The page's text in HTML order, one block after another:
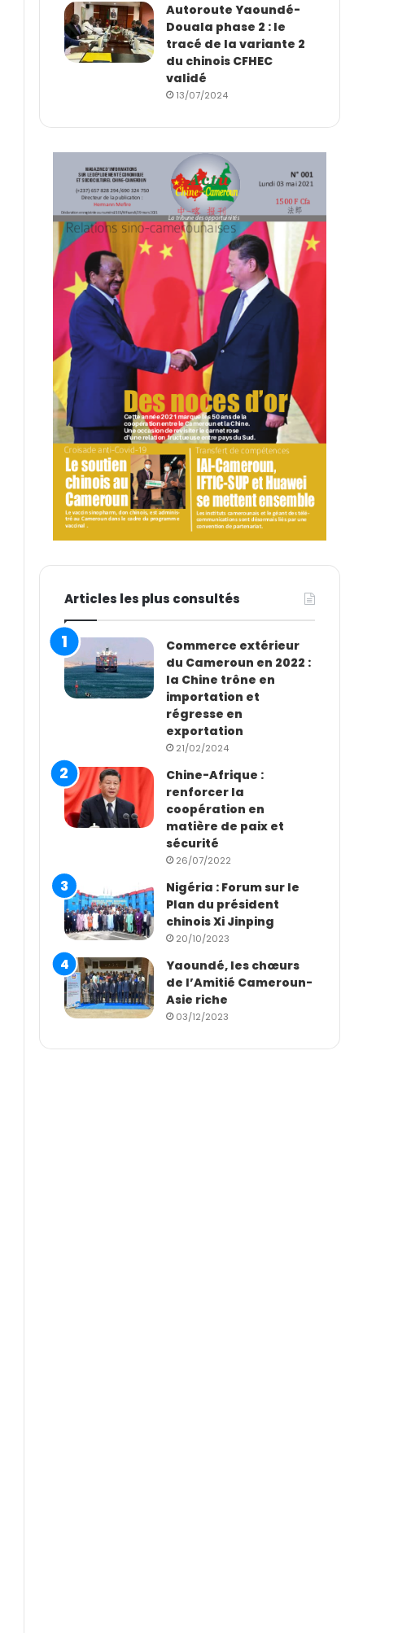
Autoroute Yaoundé-
Douala phase 2 : le
tracé de la variante 2
du chinois CFHEC
validé
13/07/2024
Articles les plus consultés
Commerce extérieur
du Cameroun en 2022 :
la Chine trône en
importation et
régresse en
exportation
21/02/2024
Chine-Afrique :
renforcer la
coopération en
matière de paix et
sécurité
26/07/2022
Nigéria : Forum sur le
Plan du président
chinois Xi Jinping
20/10/2023
Yaoundé, les chœurs
de l’Amitié Cameroun-
Asie riche
03/12/2023